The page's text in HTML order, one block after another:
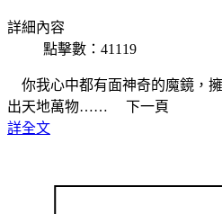
詳細內容
點擊數：41119
你我心中都有面神奇的魔鏡，
出天地萬物…… 下一頁
詳全文